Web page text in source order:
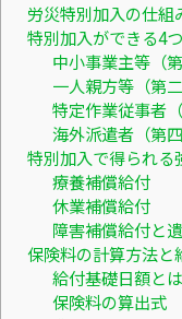
労災特別加入の仕組
特別加入ができる4
中小事業主等（第
一人親方等（第二
特定作業従事者（
海外派遣者（第四
特別加入で得られる
療養補償給付
休業補償給付
障害補償給付と
保険料の計算方法と
給付基礎日額とは
保険料の算出式